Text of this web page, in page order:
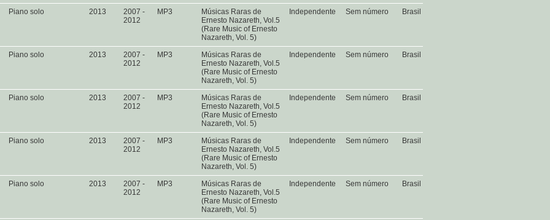
Piano solo 2013
2007 -
2012
MP3
Músicas Raras de
Ernesto Nazareth, Vol.5
(Rare Music of Ernesto
Nazareth, Vol. 5)
Independente Sem número Brasil
Piano solo 2013
2007 -
2012
MP3
Músicas Raras de
Ernesto Nazareth, Vol.5
(Rare Music of Ernesto
Nazareth, Vol. 5)
Independente Sem número Brasil
Piano solo 2013
2007 -
2012
MP3
Músicas Raras de
Ernesto Nazareth, Vol.5
(Rare Music of Ernesto
Nazareth, Vol. 5)
Independente Sem número Brasil
Piano solo 2013
2007 -
2012
MP3
Músicas Raras de
Ernesto Nazareth, Vol.5
(Rare Music of Ernesto
Nazareth, Vol. 5)
Independente Sem número Brasil
Piano solo 2013
2007 -
2012
MP3
Músicas Raras de
Ernesto Nazareth, Vol.5
(Rare Music of Ernesto
Nazareth, Vol. 5)
Independente Sem número Brasil